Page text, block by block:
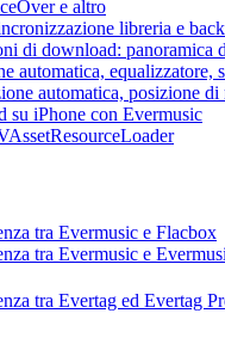
e altro
libreria e
di download: panoramica
automatica, equalizzatore,
automatica, posizione
su iPhone con Evermusic
tra Evermusic e Flacbox
tra Evermusic e
tra Evertag ed Evertag